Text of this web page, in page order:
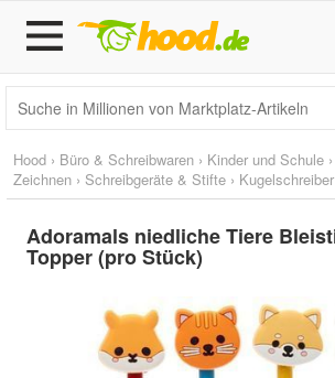
Hood › Büro & Schreibwaren › Kinder und Schule ›
Zeichnen › Schreibgeräte & Stifte › Kugelschreiber
Adoramals niedliche Tiere
Topper (pro Stück)